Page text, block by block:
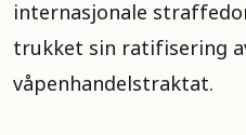
internasjonale
trukket sin ratifisering
våpenhandelstraktat.